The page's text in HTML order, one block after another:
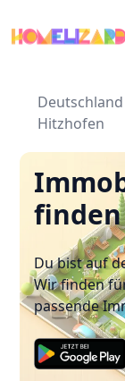
Deutschland
Hitzhofen
finden
Du bist auf
Wir finden
passende